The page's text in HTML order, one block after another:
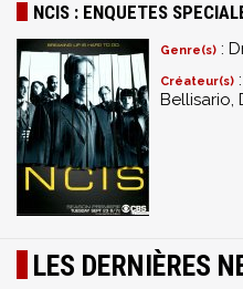
NCIS : ENQUETES
Genre(s) :
Créateur(s)
Bellisario,
LES DERNIÈRES